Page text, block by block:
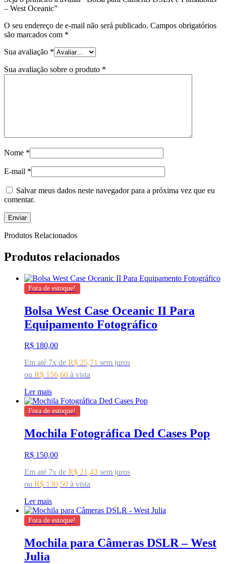
– West Oceanic”
O seu endereço de e-mail não será publicado. Campos obrigatórios
são marcados com *
Sua avaliação *
Sua avaliação sobre o produto *
Nome *
E-mail *
Salvar meus dados neste navegador para a próxima vez que eu
comentar.
Produtos Relacionados
Produtos relacionados
Fora de estoque!
Bolsa West Case Oceanic II Para
Equipamento Fotográfico
R$ 180,00
Em até 7x de R$ 25,71 sem juros
ou R$ 156,60 à vista
Ler mais
Fora de estoque!
Mochila Fotográfica Ded Cases Pop
R$ 150,00
Em até 7x de R$ 21,43 sem juros
ou R$ 130,50 à vista
Ler mais
Fora de estoque!
Mochila para Câmeras DSLR – West
Julia